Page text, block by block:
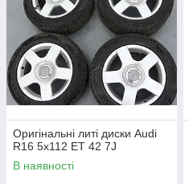
Оригінальні литі диски Audi
R16 5x112 ET 42 7J
В наявності